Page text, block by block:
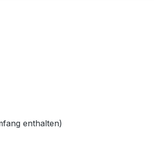
enthalten)